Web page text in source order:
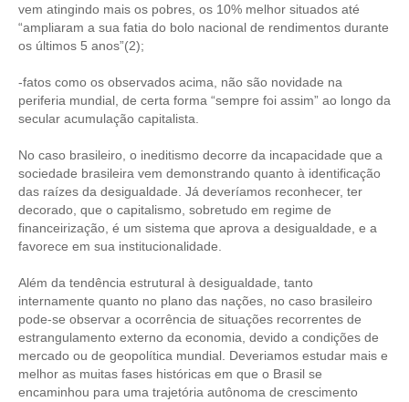
LEI 6.496/1977 – ART
RES 1.002/2002 – CÓDIGO DE ÉTICA
HOMOLOGAÇÕES
FIQUE POR DENTRO
APRESENTAÇÃO
EMPREGO E ESTÁGIO
CARREIRA
AUTÔNOMOS E SERVIÇOS
NEWSLETTER
vem atingindo mais os pobres, os 10% melhor situados até
“ampliaram a sua fatia do bolo nacional de rendimentos durante
os últimos 5 anos”(2);
-fatos como os observados acima, não são novidade na
periferia mundial, de certa forma “sempre foi assim” ao longo da
secular acumulação capitalista.
No caso brasileiro, o ineditismo decorre da incapacidade que a
sociedade brasileira vem demonstrando quanto à identificação
das raízes da desigualdade. Já deveríamos reconhecer, ter
decorado, que o capitalismo, sobretudo em regime de
financeirização, é um sistema que aprova a desigualdade, e a
favorece em sua institucionalidade.
Além da tendência estrutural à desigualdade, tanto
internamente quanto no plano das nações, no caso brasileiro
pode-se observar a ocorrência de situações recorrentes de
estrangulamento externo da economia, devido a condições de
mercado ou de geopolítica mundial. Deveriamos estudar mais e
melhor as muitas fases históricas em que o Brasil se
encaminhou para uma trajetória autônoma de crescimento